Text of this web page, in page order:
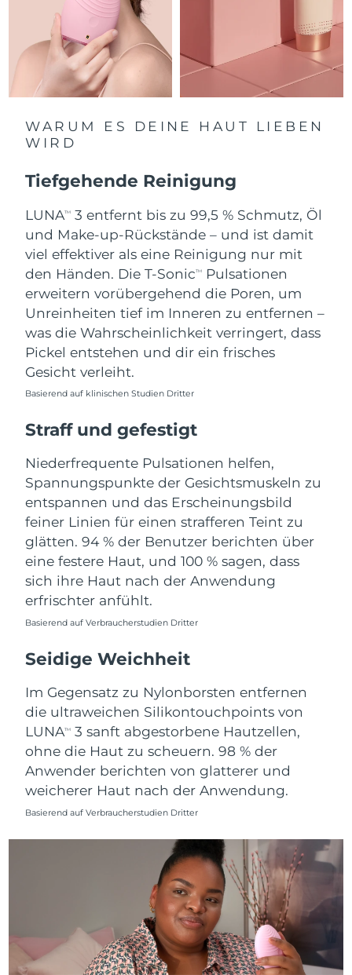
WARUM ES DEINE HAUT LIEBEN
WIRD
Tiefgehende Reinigung
LUNATM
3 entfernt bis zu 99,5 % Schmutz, Öl
und Make-up-Rückstände – und ist damit
viel effektiver als eine Reinigung nur mit
den Händen. Die T-SonicTM
Pulsationen
erweitern vorübergehend die Poren, um
Unreinheiten tief im Inneren zu entfernen –
was die Wahrscheinlichkeit verringert, dass
Pickel entstehen und dir ein frisches
Gesicht verleiht.
Basierend auf klinischen Studien Dritter
Straff und gefestigt
Niederfrequente Pulsationen helfen,
Spannungspunkte der Gesichtsmuskeln zu
entspannen und das Erscheinungsbild
feiner Linien für einen strafferen Teint zu
glätten. 94 % der Benutzer berichten über
eine festere Haut, und 100 % sagen, dass
sich ihre Haut nach der Anwendung
erfrischter anfühlt.
Basierend auf Verbraucherstudien Dritter
Seidige Weichheit
Im Gegensatz zu Nylonborsten entfernen
die ultraweichen Silikontouchpoints von
LUNATM
3 sanft abgestorbene Hautzellen,
ohne die Haut zu scheuern. 98 % der
Anwender berichten von glatterer und
weicherer Haut nach der Anwendung.
Basierend auf Verbraucherstudien Dritter
Saudi-Arabien 8/10/26
Singapur Erwartete Lieferung 8/11/26
Slowakei Erwartete Lieferung8/9/26
Slowenien
Südafrika Erwartete Lieferung
Südkorea Erwartete Lieferung 8/11/26
Spanien Erwartete Lieferung 8/9/26
Schweden
Schweiz Erwartete Lieferung 8/9/26
Taiwan Erwartete Lieferung
Thailand Erwartete Lieferung
Türkei Erwartete Lieferung
Vereinigte Arabische
Emirate
Erwartete Lieferung 8/10/26
Vereinigtes
Königreich
Erwartete Lieferung8/9/26
Vereinigte Staaten Erwartete Lieferung
Vietnam